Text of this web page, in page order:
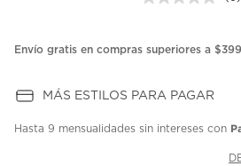
Sin
en
Envío gratis en compras superiores a
MÁS ESTILOS PARA PAGAR
Hasta 9 mensualidades sin intereses con